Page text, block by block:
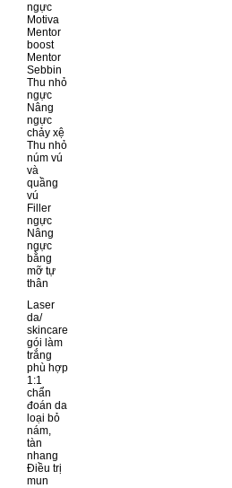
ngực
Motiva
Mentor
boost
Mentor
Sebbin
Thu nhỏ
ngực
Nâng
ngực
chảy xệ
Thu nhỏ
núm vú
và
quầng
vú
Filler
ngực
Nâng
ngực
bằng
mỡ tự
thân
Laser
da/
skincare
gói làm
trắng
phù hợp
1:1
chẩn
đoán da
loại bỏ
nám,
tàn
nhang
Điều trị
mun